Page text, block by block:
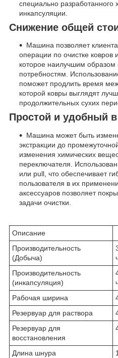
специально разработанного
инкапсуляции.
Снижение общей
Машина позволяет
операции по очистке ковров
которое наилучшим образом
потребностям.
поможет продлить время
которой ковры выглядят
продолжительных сухих
Простой и удобный
Машина может быть
экстракции до
изменения химических
переключателя.
или pull, что обеспечивает
пользователя в их
аксессуаров позволяет
задачи очистки.
Описание
Производительность
(Добыча)
Производительность
(инкапсуляция)
Рабочая ширина
Резервуар для раствора
Резервуар для
восстановления
Длина шнура